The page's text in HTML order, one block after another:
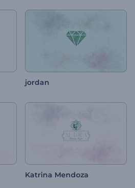
jordan
Katrina Mendoza